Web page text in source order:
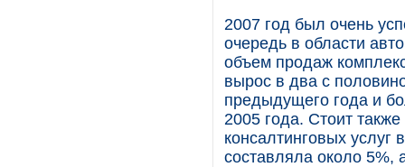
2007 год был очень
очередь в области
объем продаж
вырос в два c
предыдущего года и
2005 года. Стоит
консалтинговых услуг
составляла около 5%,